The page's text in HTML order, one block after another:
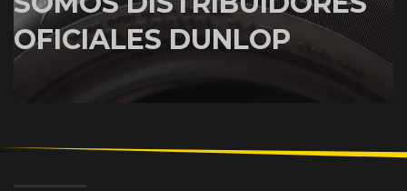
OFICIALES DUNLOP